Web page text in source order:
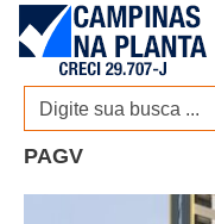
Pular
para
conteúdo
PAGV